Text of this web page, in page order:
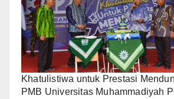
Khatulistiwa untuk Prestasi
PMB Universitas Muhammadiyah